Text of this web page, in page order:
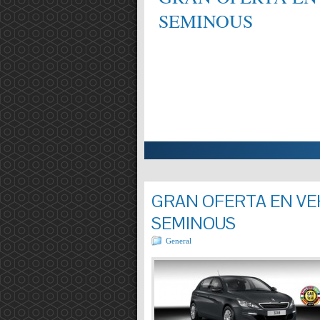
EN MECÀNICA,
Entrada completa »
SEMINOUS
GRAN OFERTA EN
SEMINOUS
General